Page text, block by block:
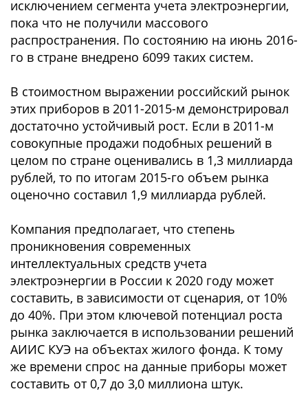
исключением сегмента учета электроэнергии,
пока что не получили массового
распространения. По состоянию на июнь 2016-
го в стране внедрено 6099 таких систем.
В стоимостном выражении российский рынок
этих приборов в 2011-2015-м демонстрировал
достаточно устойчивый рост. Если в 2011-м
совокупные продажи подобных решений в
целом по стране оценивались в 1,3 миллиарда
рублей, то по итогам 2015-го объем рынка
оценочно составил 1,9 миллиарда рублей.
Компания предполагает, что степень
проникновения современных
интеллектуальных средств учета
электроэнергии в России к 2020 году может
составить, в зависимости от сценария, от 10%
до 40%. При этом ключевой потенциал роста
рынка заключается в использовании решений
АИИС КУЭ на объектах жилого фонда. К тому
же времени спрос на данные приборы может
составить от 0,7 до 3,0 миллиона штук.